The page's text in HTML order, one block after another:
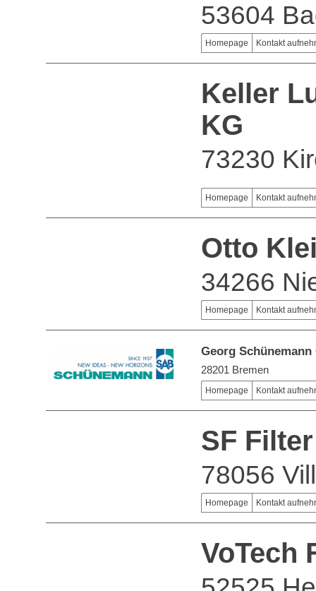
53604
Homepage Kontakt
Keller
KG
73230
Homepage Kontakt
Otto
34266
Homepage Kontakt
Georg Schünemann
28201 Bremen
Homepage Kontakt
SF
78056
Homepage Kontakt
VoTech